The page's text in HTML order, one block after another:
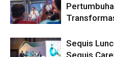
Sequis
Sequis